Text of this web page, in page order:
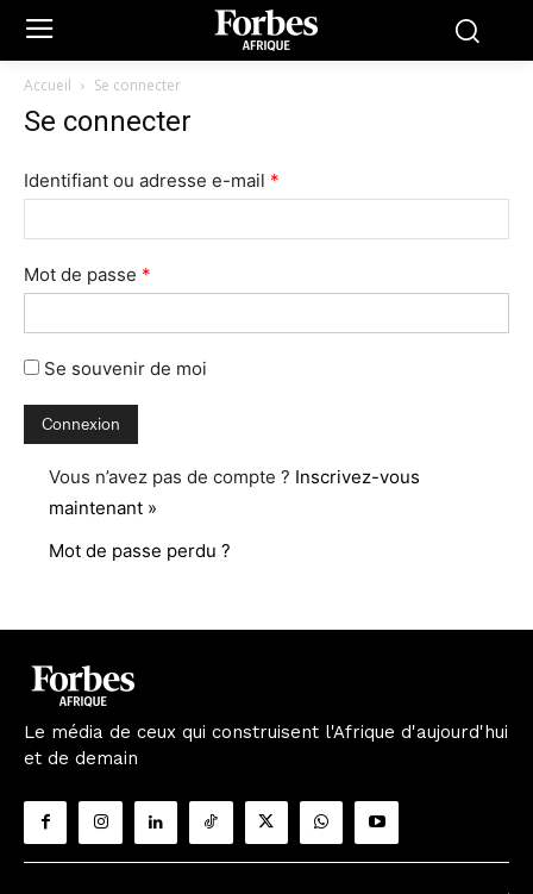
Accueil Se connecter
Se connecter
Identifiant ou adresse e-mail *
Mot de passe *
Se souvenir de moi
Vous n’avez pas de compte ? Inscrivez-vous
maintenant »
Mot de passe perdu ?
Le média de ceux qui construisent l'Afrique d'aujourd'hui
et de demain